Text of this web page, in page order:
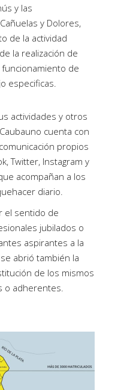
y las
y Dolores,
de la actividad
la realización de
de
especificas.
actividades y otros
cuenta con
propios
Twitter, Instagram y
acompañan a los
diario.
el sentido de
jubilados o
aspirantes a la
abrió también la
de los mismos
o adherentes.